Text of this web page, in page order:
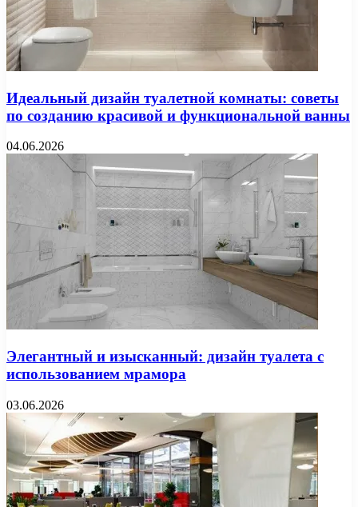
Идеальный дизайн туалетной комнаты: советы
по созданию красивой и функциональной ванны
04.06.2026
Элегантный и изысканный: дизайн туалета с
использованием мрамора
03.06.2026